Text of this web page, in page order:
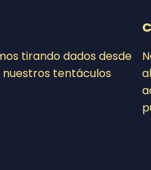
tirando dados desde
tentáculos